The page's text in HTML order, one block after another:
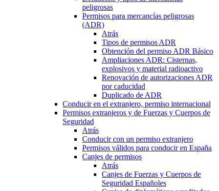
peligrosas
Permisos para mercancías peligrosas
(ADR)
Atrás
Tipos de permisos ADR
Obtención del permiso ADR Básico
Ampliaciones ADR: Cisternas,
explosivos y material radioactivo
Renovación de autorizaciones ADR
por caducidad
Duplicado de ADR
Conducir en el extranjero, permiso internacional
Permisos extranjeros y de Fuerzas y Cuerpos de
Seguridad
Atrás
Conducir con un permiso extranjero
Permisos válidos para conducir en España
Canjes de permisos
Atrás
Canjes de Fuerzas y Cuerpos de
Seguridad Españoles